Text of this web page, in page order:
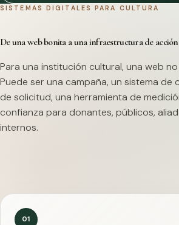
SISTEMAS DIGITALES PARA CULTURA
De una web bonita a una infraestructura de
Para una institución cultural, una web
Puede ser una campaña, un sistema de
de solicitud, una herramienta de
confianza para donantes, públicos,
internos.
01